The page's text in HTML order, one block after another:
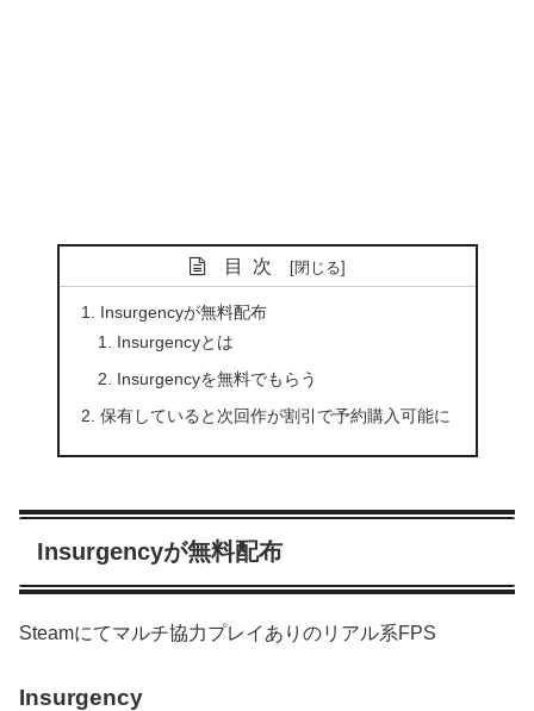
目次
Insurgencyが無料配布
Insurgencyとは
Insurgencyを無料でもらう
保有していると次回作が割引で予約購入可能に
Insurgencyが無料配布
Steamにてマルチ協力プレイありのリアル系FPS
Insurgency